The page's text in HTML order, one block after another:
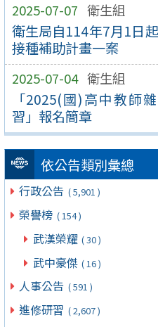
2025-07-07 衛生組
衛生局自114年7月1日
接種補助計畫一案
2025-07-04 衛生組
「2025(國)高中教師
習」報名簡章
依公告類別彙總
行政公告 ( 5,901 )
榮譽榜 ( 154 )
武漢榮耀 ( 30 )
武中豪傑 ( 16 )
人事公告 ( 591 )
進修研習 ( 2,607 )